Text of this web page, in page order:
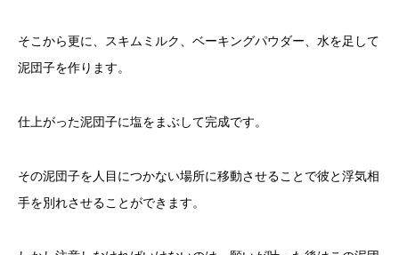
そこから更に、スキムミルク、ベーキングパウダー、水を足して
泥団子を作ります。
仕上がった泥団子に塩をまぶして完成です。
その泥団子を人目につかない場所に移動させることで彼と浮気相
手を別れさせることができます。